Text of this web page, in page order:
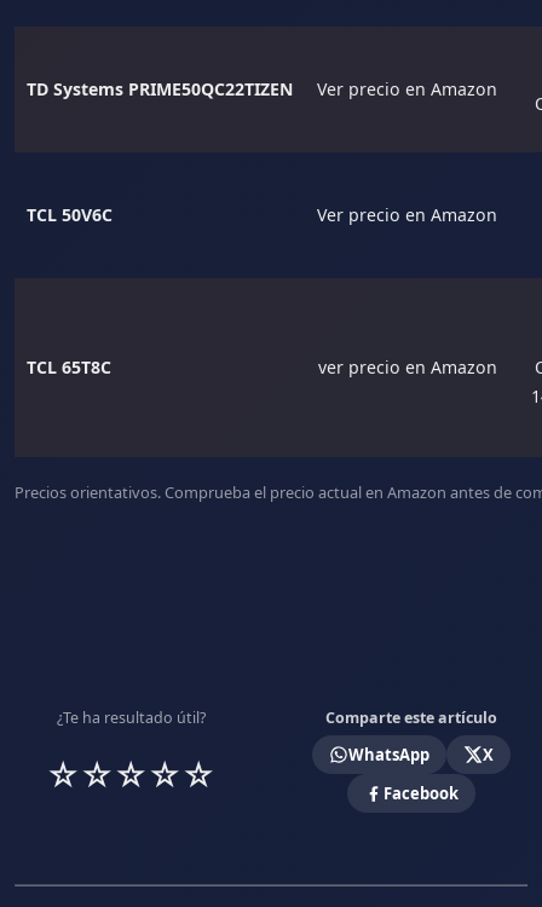
TD Systems PRIME50QC22TIZEN Ver precio en Amazon
TCL 50V6C Ver precio en Amazon
TCL 65T8C ver precio en Amazon
Precios orientativos. Comprueba el precio actual en Amazon antes de
¿Te ha resultado útil? Comparte este artículo
☆☆☆☆☆ WhatsApp
X
Facebook